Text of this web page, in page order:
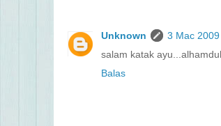
Unknown
3 Mac
salam katak
Balas